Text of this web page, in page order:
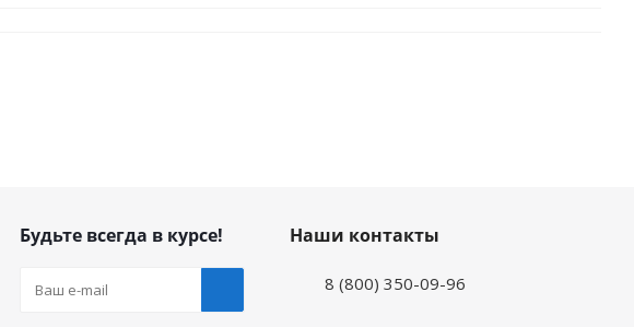
Будьте всегда в курсе! Наши контакты
8 (800) 350-09-96